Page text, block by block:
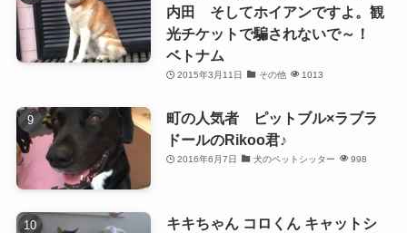
内田 そしてホイアンですよ。観
光チケットで騙されないで～！
ベトナム
2015年3月11日 その他 1013
町の人気者 ピットブル×ラブラ
ドールのRikoo君♪
2016年6月7日 犬のペットシッター 998
キキちゃん コロくん キャットシ